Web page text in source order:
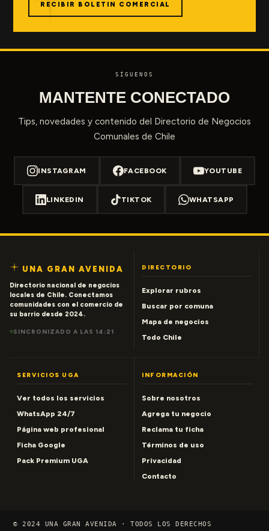
RECIBIR BOLETIN COMERCIAL
SÍGUENOS
MANTENTE CONECTADO
Tips, novedades y contenido del Directorio de Negocios
Comunales de Chile
INSTAGRAM FACEBOOK YOUTUBE
LINKEDIN TIKTOK WHATSAPP
UNA GRAN AVENIDA
Directorio nacional de negocios
locales de Chile. Conectamos
comunidades con el comercio de
su barrio desde 2024.
SINCRONIZADO A LAS 14:21
DIRECTORIO
Explorar rubros
Buscar por comuna
Mapa de negocios
Todo Chile
SERVICIOS UGA
Ver todos los servicios
WhatsApp 24/7
Página web profesional
Ficha Google
Pack Premium UGA
INFORMACIÓN
Sobre nosotros
Agrega tu negocio
Reclama tu ficha
Términos de uso
Privacidad
Contacto
© 2024 UNA GRAN AVENIDA · TODOS LOS DERECHOS